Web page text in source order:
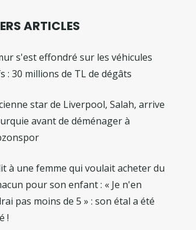
ARTICLES
s'est effondré sur les véhicules
: 30 millions de TL de dégâts
star de Liverpool, Salah, arrive
avant de déménager à
à une femme qui voulait acheter du
pour son enfant : « Je n'en
pas moins de 5 » : son étal a été
!